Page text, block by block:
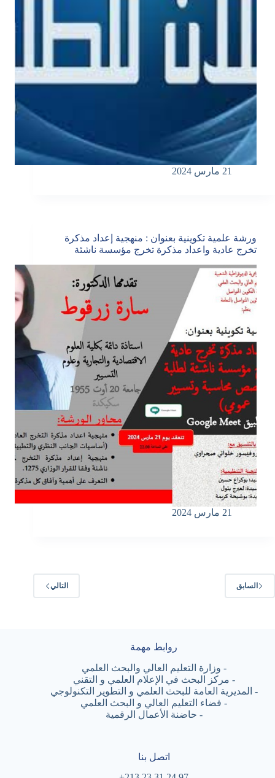
21 مارس 2024
ورشة علمية تكوينية بعنوان : منهجية إعداد مذكرة
تخرج عادية واعداد مذكرة تخرج مؤسسة ناشئة
21 مارس 2024
السابق التالي
روابط مهمة
- وزارة التعليم العالي والبحث العلمي
- مركز البحث في الإعلام العلمي و التقني
- المديرية العامة للبحث العلمي و التطوير التكنولوجي
- فضاء التعليم العالي و البحث العلمي
- حاضنة الأعمال الرقمية
اتصل بنا